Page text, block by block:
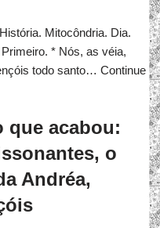
Mitocôndria. Dia.
* Nós, as véia,
todo santo… Continue
que acabou:
o
Andréa,